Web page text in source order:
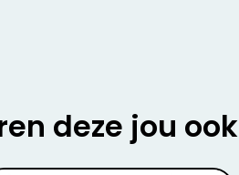
deze jou ook